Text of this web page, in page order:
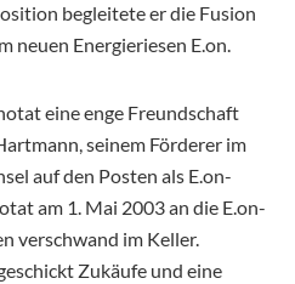
begleitete er die Fusion
neuen Energieriesen E.on.
eine enge Freundschaft
seinem Förderer im
auf den Posten als E.on-
am 1. Mai 2003 an die E.on-
verschwand im Keller.
Zukäufe und eine